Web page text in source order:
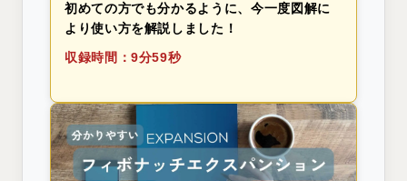
初めての方でも分かるように、今一度図解に
より使い方を解説しました！
収録時間：9分59秒